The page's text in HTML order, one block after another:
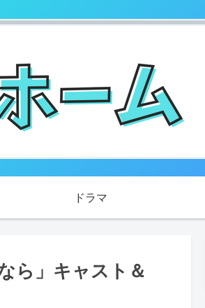
ドラマ
ら」キャスト＆